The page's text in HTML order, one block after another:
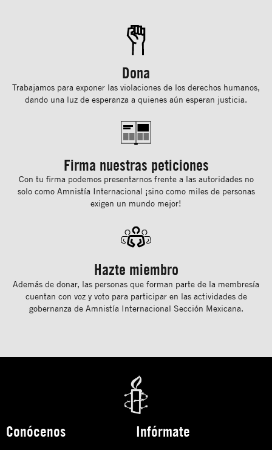
Dona
Trabajamos para exponer las violaciones de los derechos humanos,
dando una luz de esperanza a quienes aún esperan justicia.
Firma nuestras peticiones
Con tu ﬁrma podemos presentarnos frente a las autoridades no
solo como Amnistía Internacional ¡sino como miles de personas
exigen un mundo mejor!
Hazte miembro
Además de donar, las personas que forman parte de la membresía
cuentan con voz y voto para participar en las actividades de
gobernanza de Amnistía Internacional Sección Mexicana.
Conócenos Infórmate